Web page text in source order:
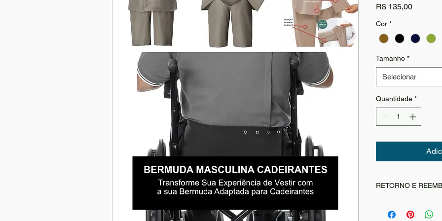
R$ 135,00Preço
Cor *
Tamanho *
Selecionar
Quantidade *
RETORNO E
seus clientes. Nossa